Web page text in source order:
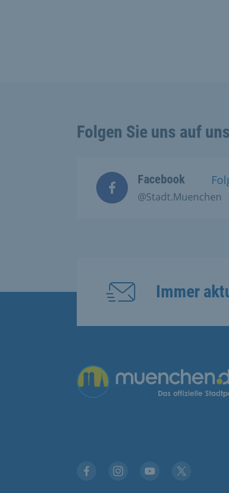
Folgen Sie uns auf
Facebook
@Stadt.Muenchen
Immer
Übergreifende Links